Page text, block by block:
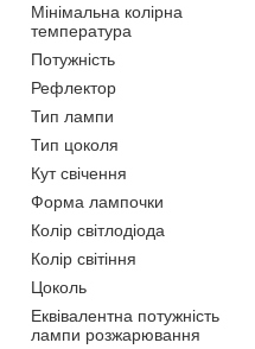
Мінімальна колірна
температура
Потужність
Рефлектор
Тип лампи
Тип цоколя
Кут свічення
Форма лампочки
Колір світлодіода
Колір світіння
Цоколь
Еквівалентна потужність
лампи розжарювання